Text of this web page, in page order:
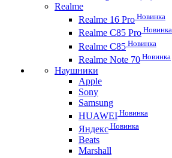
Realme
Realme 16 Pro Новинка
Realme C85 Pro Новинка
Realme C85 Новинка
Realme Note 70 Новинка
Наушники
Apple
Sony
Samsung
HUAWEI Новинка
Яндекс Новинка
Beats
Marshall